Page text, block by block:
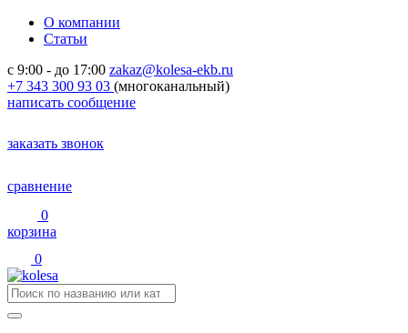
О компании
Статьи
с 9:00 - до 17:00 zakaz@kolesa-ekb.ru
+7 343 300 93 03 (многоканальный)
написать сообщение
заказать звонок
сравнение
0
корзина
0